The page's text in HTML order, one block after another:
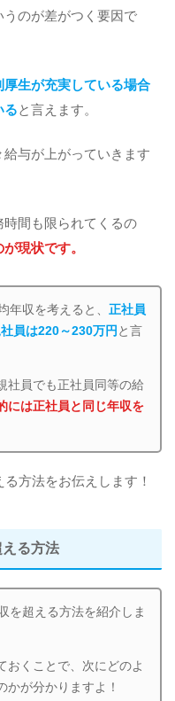
のが差がつく要因で
厚生が充実している場合
ると言えます。
与が上がっていきます
間も限られてくるの
現状です。
年収を考えると、 正社員
員は220～230万円 と言
社員でも正社員同等の給
には正社員と同じ年収を
方法をお伝えします！
る方法
を超える方法を紹介しま
おくことで、次にどのよ
かが分かりますよ！